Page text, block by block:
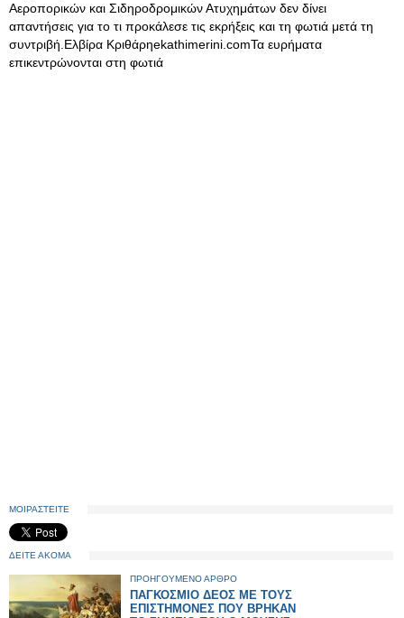
Αεροπορικών και Σιδηροδρομικών Ατυχημάτων δεν δίνει
απαντήσεις για το τι προκάλεσε τις εκρήξεις και τη φωτιά μετά τη
συντριβή.Ελβίρα Κριθάρηekathimerini.comΤα ευρήματα
επικεντρώνονται στη φωτιά
ΜΟΙΡΑΣΤΕΙΤΕ
ΔΕΙΤΕ ΑΚΟΜΑ
ΠΡΟΗΓΟΥΜΕΝΟ ΑΡΘΡΟ
ΠΑΓΚΟΣΜΙΟ ΔΕΟΣ ΜΕ ΤΟΥΣ
ΕΠΙΣΤΗΜΟΝΕΣ ΠΟΥ ΒΡΗΚΑΝ